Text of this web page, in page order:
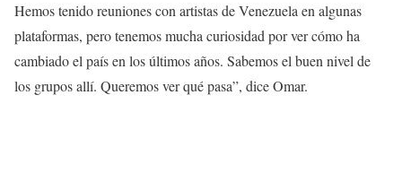
Hemos tenido reuniones con artistas de Venezuela en algunas
plataformas, pero tenemos mucha curiosidad por ver cómo ha
cambiado el país en los últimos años. Sabemos el buen nivel de
los grupos allí. Queremos ver qué pasa”, dice Omar.